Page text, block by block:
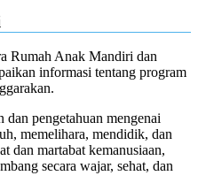
Rumah Anak Mandiri dan
informasi tentang program
pengetahuan mengenai
memelihara, mendidik, dan
dan martabat kemanusiaan,
secara wajar, sehat, dan